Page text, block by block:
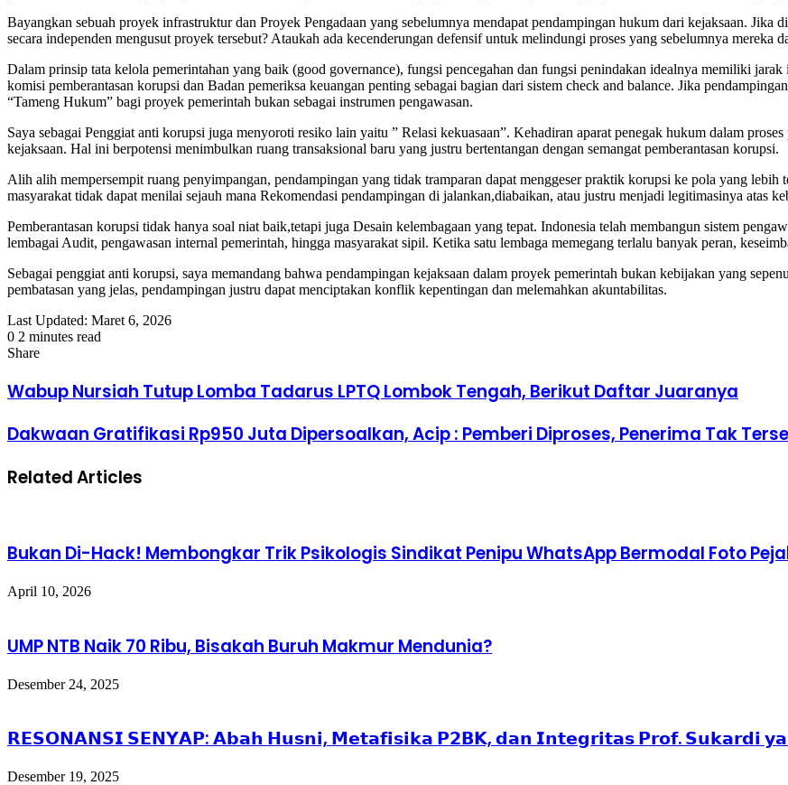
Bayangkan sebuah proyek infrastruktur dan Proyek Pengadaan yang sebelumnya mendapat pendampingan hukum dari kejaksaan. Jika
secara independen mengusut proyek tersebut? Ataukah ada kecenderungan defensif untuk melindungi proses yang sebelumnya mereka
Dalam prinsip tata kelola pemerintahan yang baik (good governance), fungsi pencegahan dan fungsi penindakan idealnya memiliki
komisi pemberantasan korupsi dan Badan pemeriksa keuangan penting sebagai bagian dari sistem check and balance. Jika
“Tameng Hukum” bagi proyek pemerintah bukan sebagai instrumen pengawasan.
Saya sebagai Penggiat anti korupsi juga menyoroti resiko lain yaitu ” Relasi kekuasaan”. Kehadiran aparat penegak hukum dalam
kejaksaan. Hal ini berpotensi menimbulkan ruang transaksional baru yang justru bertentangan dengan semangat pemberantasan korupsi.
Alih alih mempersempit ruang penyimpangan, pendampingan yang tidak tramparan dapat menggeser praktik korupsi ke pola yang
masyarakat tidak dapat menilai sejauh mana Rekomendasi pendampingan di jalankan,diabaikan, atau justru menjadi legitimasinya atas
Pemberantasan korupsi tidak hanya soal niat baik,tetapi juga Desain kelembagaan yang tepat. Indonesia telah membangun sistem
lembagai Audit, pengawasan internal pemerintah, hingga masyarakat sipil. Ketika satu lembaga memegang terlalu banyak peran,
Sebagai penggiat anti korupsi, saya memandang bahwa pendampingan kejaksaan dalam proyek pemerintah bukan kebijakan yang
pembatasan yang jelas, pendampingan justru dapat menciptakan konflik kepentingan dan melemahkan akuntabilitas.
Last Updated: Maret 6, 2026
0 2 minutes read
Facebook
Twitter
LinkedIn
Tumblr
Pinterest
Reddit
VKontakte
Odnoklassniki
Pocket
Share
via
Email
Wabup Nursiah Tutup Lomba Tadarus LPTQ Lombok Tengah, Berikut Daftar Juaranya
Dakwaan Gratifikasi Rp950 Juta Dipersoalkan, Acip : Pemberi Diproses, Penerima Tak
Related Articles
Bukan Di-Hack! Membongkar Trik Psikologis Sindikat Penipu WhatsApp Bermodal Foto
April 10, 2026
UMP NTB Naik 70 Ribu, Bisakah Buruh Makmur Mendunia?
Desember 24, 2025
𝗥𝗘𝗦𝗢𝗡𝗔𝗡𝗦𝗜 𝗦𝗘𝗡𝗬𝗔𝗣: 𝗔𝗯𝗮𝗵 𝗛𝘂𝘀𝗻𝗶, 𝗠𝗲𝘁𝗮𝗳𝗶𝘀𝗶𝗸𝗮 𝗣𝟮𝗕𝗞, 𝗱𝗮𝗻 𝗜𝗻𝘁𝗲𝗴𝗿𝗶𝘁𝗮𝘀 𝗣𝗿𝗼𝗳. 𝗦𝘂𝗸𝗮𝗿𝗱𝗶
Desember 19, 2025